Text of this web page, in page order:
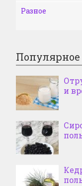
Разное
Популярное
и